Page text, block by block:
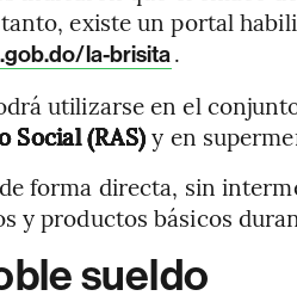
existe un portal
la-brisita.
utilizarse en el
Social (RAS)y en
forma directa, sin
y productos básicos
sueldo